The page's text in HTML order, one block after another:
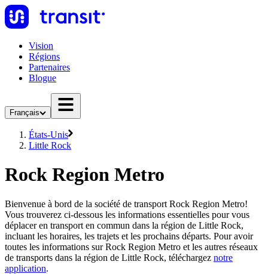
Vision
Régions
Partenaires
Blogue
Français
États-Unis
Little Rock
Rock Region Metro
Bienvenue à bord de la société de transport Rock Region Metro!
Vous trouverez ci-dessous les informations essentielles pour vous
déplacer en transport en commun dans la région de Little Rock,
incluant les horaires, les trajets et les prochains départs. Pour avoir
toutes les informations sur Rock Region Metro et les autres réseaux
de transports dans la région de Little Rock, téléchargez notre
application.